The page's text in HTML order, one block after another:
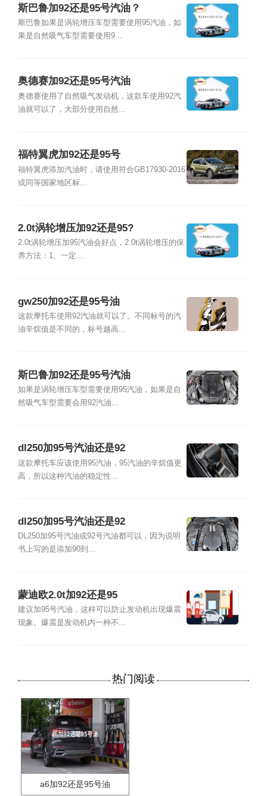
斯巴鲁加92还是95号汽油？
斯巴鲁如果是涡轮增压车型需要使用95汽油，如
果是自然吸气车型需要使用9...
奥德赛加92还是95号汽油
奥德赛使用了自然吸气发动机，这款车使用92汽
油就可以了，大部分使用自然...
福特翼虎加92还是95号
福特翼虎添加汽油时，请使用符合GB17930-2016
或同等国家地区标...
2.0t涡轮增压加92还是95?
2.0t涡轮增压加95汽油会好点，2.0t涡轮增压的保
养方法：1、一定...
gw250加92还是95号油
这款摩托车使用92汽油就可以了。不同标号的汽
油辛烷值是不同的，标号越高...
斯巴鲁加92还是95号汽油
如果是涡轮增压车型需要使用95汽油，如果是自
然吸气车型需要会用92汽油...
dl250加95号汽油还是92
这款摩托车应该使用95汽油，95汽油的辛烷值更
高，所以这种汽油的稳定性...
dl250加95号汽油还是92
DL250加95号汽油或92号汽油都可以，因为说明
书上写的是添加90到...
蒙迪欧2.0t加92还是95
建议加95号汽油，这样可以防止发动机出现爆震
现象。爆震是发动机内一种不...
热门阅读
a6加92还是95号油